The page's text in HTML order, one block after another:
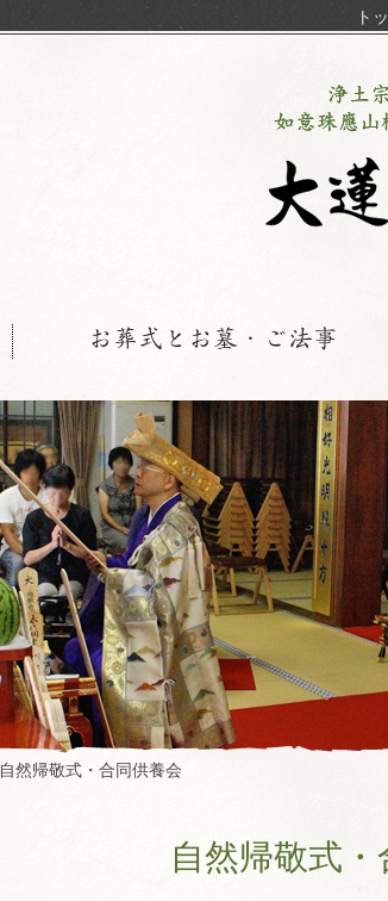
ト
お葬式とお墓・ご法事
自然帰敬式・合同供養会
自然帰敬式